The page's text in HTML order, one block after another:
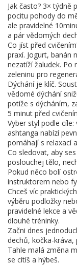
Jak často? 3× týdně
pocitu pohody do
ale pravidelné
a pár vědomých
Co jíst před
praxí. Jogurt, banán
nezatíží žaludek. Po
zeleninu pro
Dýchání je klíč.
vědomé dýchání
potíže s dýcháním,
5 minut před
Vyber styl podle
ashtanga nabízí
pomáhají s relaxací
Co sledovat, aby
poslouchej tělo,
Pokud něco bolí
instruktorem nebo
Chceš víc
výběru podložky
pravidelné lekce a
dlouhé tréninky.
Začni dnes
dechů, kočka-kráva,
Tahle malá změna
se cítíš a hýbeš.